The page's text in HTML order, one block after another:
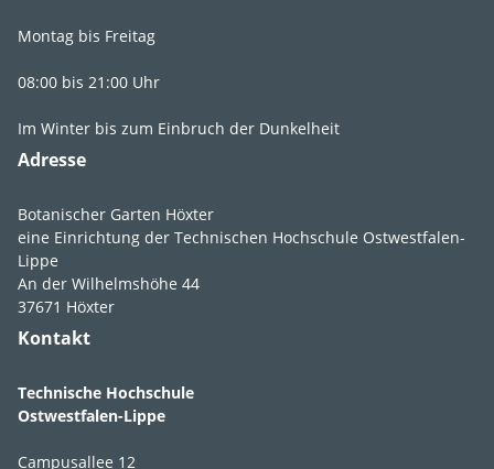
Montag bis Freitag
08:00 bis 21:00 Uhr
Im Winter bis zum Einbruch der Dunkelheit
Adresse
Botanischer Garten Höxter
eine Einrichtung der Technischen Hochschule Ostwestfalen-
Lippe
An der Wilhelmshöhe 44
37671 Höxter
Kontakt
Technische Hochschule
Ostwestfalen-Lippe
Campusallee 12